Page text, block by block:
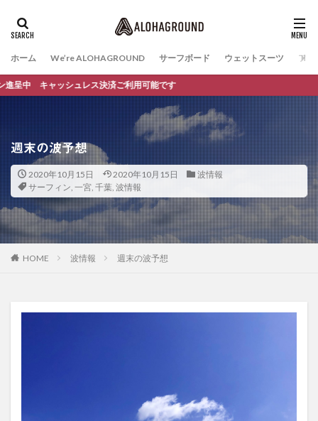
ホーム We’re ALOHAGROUND サーフボード ウェットスーツ ファ
レス決済ご利用可能です
週末の波予想
2020年10月15日 2020年10月15日
波情報
サーフィン, 一宮, 千葉, 波情報
HOME 波情報 週末の波予想